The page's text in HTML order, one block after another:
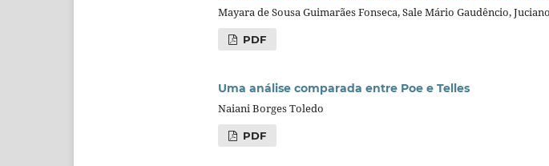
Mayara de Sousa Guimarães Fonseca, Sale Mário Gaudêncio,
PDF
Uma análise comparada entre Poe e Telles
Naiani Borges Toledo
PDF